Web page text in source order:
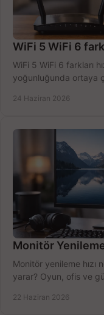
WiFi 5 WiFi 6
WiFi 5 WiFi 6 farkları
yoğunluğunda ortaya
24 Haziran 2026
Monitör Yenileme
Monitör yenileme hızı
yarar? Oyun, ofis ve
22 Haziran 2026